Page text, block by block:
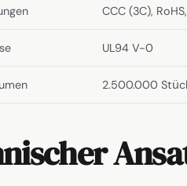
CCC (3C),
UL94 V-0
2.500.000